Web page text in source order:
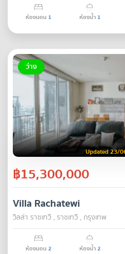
ห้องนอน 1 ห้องน้ำ 1
ว่าง
Updated 23/
฿15,300,000
Villa Rachatewi
วิลล่า ราชเทวี , ราชเทวี , กรุงเทพ
ห้องนอน 2 ห้องน้ำ2